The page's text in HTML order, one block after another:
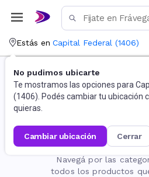
Estás en Capital Federal (1406)
No pudimos ubicarte
Te mostramos las opciones para
(1406). Podés cambiar tu ubicación
quieras.
cambiar ubicación cerrar
La página no
Navegá por las
todos los productos